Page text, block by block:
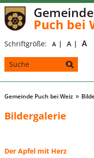
Gemeinde
Puch bei
Schriftgröße: A A A
Gemeinde Puch bei Weiz
Bildergalerie
Der Apfel mit Herz